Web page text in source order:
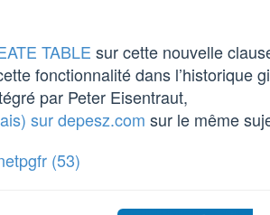
TABLE sur cette nouvelle
fonctionnalité dans l’historique
par Peter Eisentraut,
sur depesz.com sur le même
(53)